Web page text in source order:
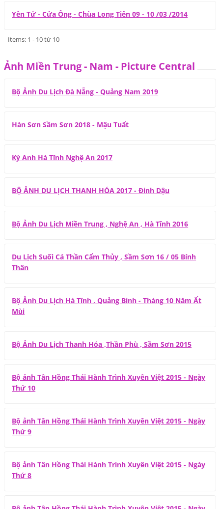
Yên Tử - Cửa Ông - Chùa Long Tiên 09 - 10 /03 /2014
Items: 1 - 10 từ 10
Ảnh Miền Trung - Nam - Picture Central
Bộ Ảnh Du Lịch Đà Nẵng - Quảng Nam 2019
Hàn Sơn Sầm Sơn 2018 - Mậu Tuất
Kỳ Anh Hà Tĩnh Nghệ An 2017
BỘ ẢNH DU LỊCH THANH HÓA 2017 - Đinh Dậu
Bộ Ảnh Du Lịch Miền Trung , Nghệ An , Hà Tĩnh 2016
Du Lịch Suối Cá Thần Cẩm Thủy , Sầm Sơn 16 / 05 Bính
Thân
Bộ Ảnh Du Lịch Hà Tĩnh , Quảng Bình - Tháng 10 Năm Ất
Mùi
Bộ Ảnh Du Lịch Thanh Hóa ,Thần Phù , Sầm Sơn 2015
Bộ ảnh Tân Hồng Thái Hành Trình Xuyên Việt 2015 - Ngày
Thứ 10
Bộ ảnh Tân Hồng Thái Hành Trình Xuyên Việt 2015 - Ngày
Thứ 9
Bộ ảnh Tân Hồng Thái Hành Trình Xuyên Việt 2015 - Ngày
Thứ 8